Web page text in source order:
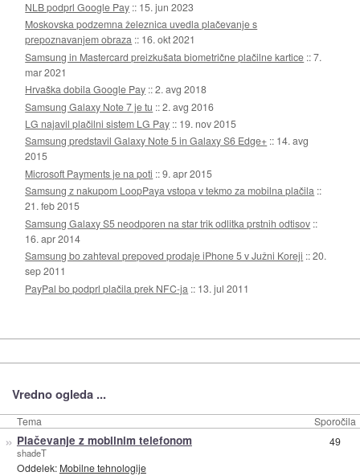
NLB podprl Google Pay :: 15. jun 2023
Moskovska podzemna železnica uvedla plačevanje s
prepoznavanjem obraza :: 16. okt 2021
Samsung in Mastercard preizkušata biometrične plačilne kartice ::7.
mar 2021
Hrvaška dobila Google Pay ::2. avg 2018
Samsung Galaxy Note 7 je tu ::2. avg 2016
LG najavil plačilni sistem LG Pay :: 19. nov 2015
Samsung predstavil Galaxy Note 5 in Galaxy S6 Edge+ :: 14. avg
2015
Microsoft Payments je na poti ::9. apr 2015
Samsung z nakupom LoopPaya vstopa v tekmo za mobilna plačila ::
21. feb 2015
Samsung Galaxy S5 neodporen na star trik odlitka prstnih odtisov ::
16. apr 2014
Samsung bo zahteval prepoved prodaje iPhone 5 v Južni Koreji ::20.
sep 2011
PayPal bo podprl plačila prek NFC-ja :: 13. jul 2011
Vredno ogleda ...
Tema Sporočila
» Plačevanje z mobilnim telefonom
shadeT
Oddelek: Mobilne tehnologije
49